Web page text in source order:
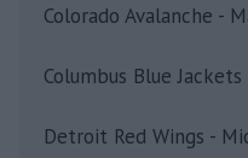
Colorado Avalanche -
Columbus Blue
Detroit Red Wings -